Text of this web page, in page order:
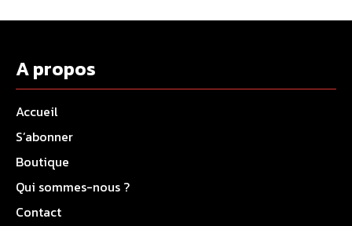
A propos
Accueil
S’abonner
Boutique
Qui sommes-nous ?
Contact